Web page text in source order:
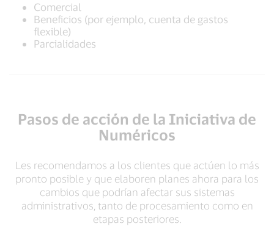
Comercial
Beneficios (por ejemplo, cuenta de gastos
flexible)
Parcialidades
Pasos de acción de la Iniciativa de
Numéricos
Les recomendamos a los clientes que actúen lo más
pronto posible y que elaboren planes ahora para los
cambios que podrían afectar sus sistemas
administrativos, tanto de procesamiento como en
etapas posteriores.